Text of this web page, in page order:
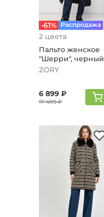
-61% Распродажа
2 цвета
Пальто женское
"Шерри", черный
ZORY
6 899 ₽
17 499 ₽